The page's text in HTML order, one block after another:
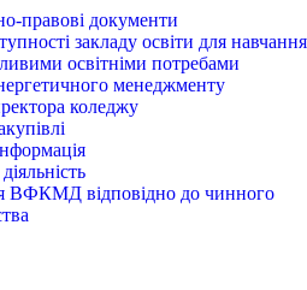
правові документи
закладу освіти для навчання
освітніми потребами
менеджменту
коледжу
ВФКМД відповідно до чинного